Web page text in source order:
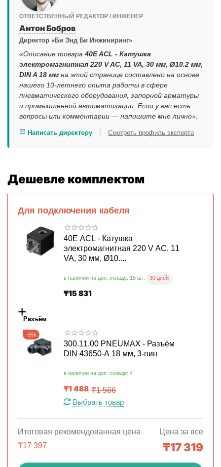
ОТВЕТСТВЕННЫЙ РЕДАКТОР / ИНЖЕНЕР
Антон Бобров
Директор «Би Энд Би Инжиниринг»
«Описание товара 40E ACL - Катушка
электромагнитная 220 V AC, 11 VA, 30 мм, Ø10.2 мм,
DIN A 18 мм на этой странице составлено на основе
нашего 10-летнего опыта работы в сфере
пневматического оборудования, запорной арматуры
и промышленной автоматизации. Если у вас есть
вопросы или комментарии — напишите мне лично».
Написать директору Смотреть профиль эксперта
Дешевле комплектом
Для подключения кабеля
40E ACL - Катушка
электромагнитная 220 V AC, 11
VA, 30 мм, Ø10....
в наличии на доп. складе: 15 шт. 30 дней
₸15 831
+Разъём
-5%
300.11.00 PNEUMAX - Разъём
DIN 43650-A 18 мм, 3-пин
в наличии на доп. складе: 4
₸1 488 ₸1 566
Выбрать товар
Итоговая рекомендованная цена
₸17 397
Цена за все
₸17 319